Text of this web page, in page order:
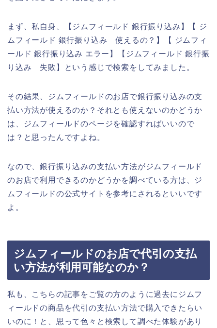
まず、私自身、【ジムフィールド 銀行振り込み】【 ジ
ムフィールド 銀行振り込み 使えるの？】【 ジムフィ
ールド 銀行振り込み エラー】【ジムフィールド 銀行振
り込み 失敗】という感じで検索をしてみました。
その結果、ジムフィールドのお店で銀行振り込みの支
払い方法が使えるのか？それとも使えないのかどうか
は、ジムフィールドのページを確認すればいいので
は？と思ったんですよね。
なので、銀行振り込みの支払い方法がジムフィールド
のお店で利用できるのかどうかを調べている方は、ジ
ムフィールドの公式サイトを参考にされるといいです
よ。
ジムフィールドのお店で代引の支払
い方法が利用可能なのか？
私も、こちらの記事をご覧の方のように過去にジムフ
ィールドの商品を代引の支払い方法で購入できたらい
いのに！と、思って色々と検索して調べた体験があり